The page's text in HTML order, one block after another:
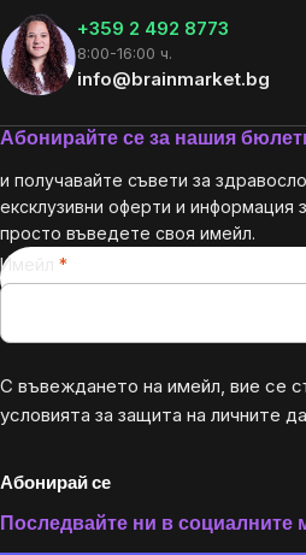
+359 2 492 8773
8:00-16:00 ч.
info@brainmarket.bg
Абонирайте се за нашия
и получавайте съвети за
ексклузивни оферти и информация
просто въведете своя имейл.
Имейл
С въвеждането на имейл, вие се
условията за защита на личните
Абонирай се
Последвайте ни в социалните